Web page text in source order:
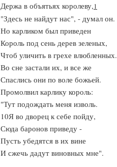
Держа в объятьях королеву,1
"Здесь не найдут нас", - думал он.
Но карликом был приведен
Король под сень дерев зеленых,
Чтоб уличить в грехе влюбленных.
Во сне застали их, и все же
Спаслись они по воле божьей.
Промолвил карлику король:
"Тут подождать меня изволь.
10Я во дворец к себе пойду,
Сюда баронов приведу -
Пусть убедятся в их вине
И сжечь дадут виновных мне".